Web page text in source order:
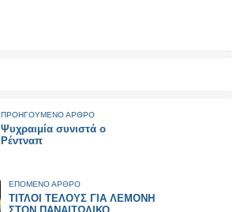
ΠΡΟΗΓΟΥΜΕΝΟ ΑΡΘΡΟ
Ψυχραιμία συνιστά ο
Ρέντναπ
ΕΠΟΜΕΝΟ ΑΡΘΡΟ
ΤΙΤΛΟΙ ΤΕΛΟΥΣ ΓΙΑ ΛΕΜΟΝΗ